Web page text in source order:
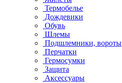
Термобелье
Дождевики
Обувь
Шлемы
Подшлемники, вороты
Перчатки
Гермосумки
Защита
Аксессуары